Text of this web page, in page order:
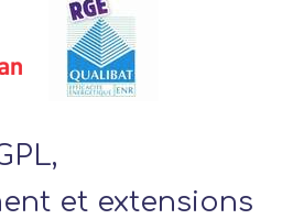
et extensions